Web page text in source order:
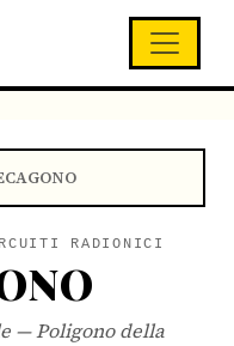
RADIONICI
— Poligono della